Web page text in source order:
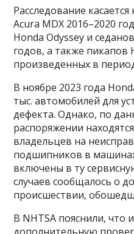
Расследование
Acura MDX 2016–2020
Honda Odyssey и
годов, а также пикапов
произведенных в
В ноябре 2023 года
тыс. автомобилей для
дефекта. Однако, по
распоряжении
владельцев на
подшипников в
включены в ту
случаев сообщалось о
происшествии,
В NHTSA пояснили, что